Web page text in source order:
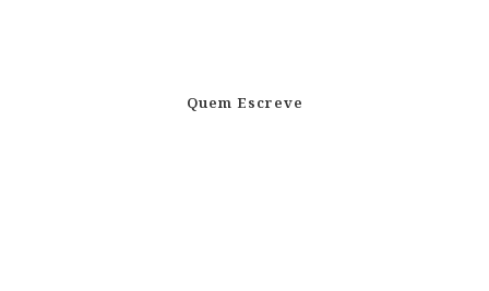
Quem Escreve